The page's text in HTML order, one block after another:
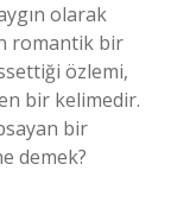
olarak
romantik bir
özlemi,
bir kelimedir.
bir
demek?